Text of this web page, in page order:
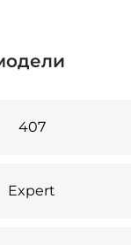
407
Expert